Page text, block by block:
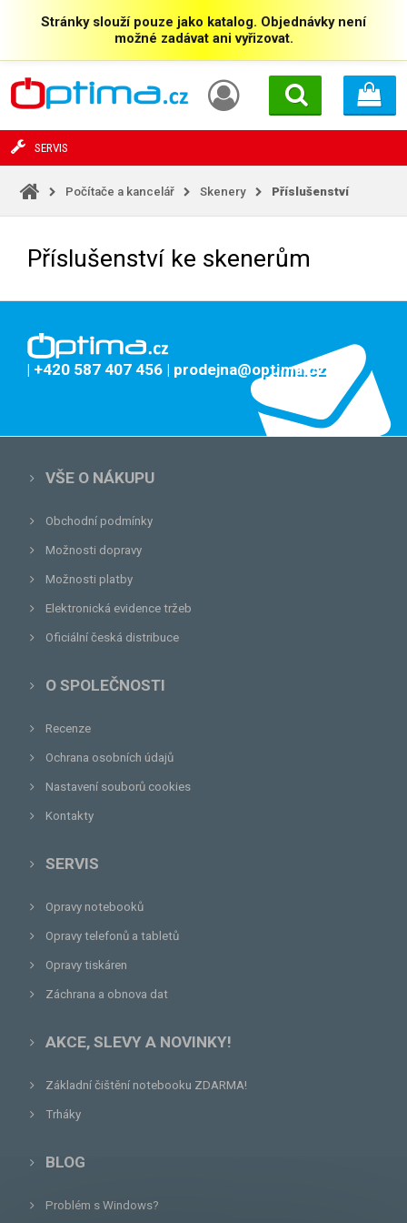
Stránky slouží pouze jako katalog. Objednávky není
možné zadávat ani vyřizovat.
SERVIS
Počítače a kancelář Skenery Příslušenství
Příslušenství ke skenerům
| +420 587 407 456 | prodejna@optima.cz
VŠE O NÁKUPU
Obchodní podmínky
Možnosti dopravy
Možnosti platby
Elektronická evidence tržeb
Oficiální česká distribuce
O SPOLEČNOSTI
Recenze
Ochrana osobních údajů
Nastavení souborů cookies
Kontakty
SERVIS
Opravy notebooků
Opravy telefonů a tabletů
Opravy tiskáren
Záchrana a obnova dat
AKCE, SLEVY A NOVINKY!
Základní čištění notebooku ZDARMA!
Trháky
BLOG
Problém s Windows?